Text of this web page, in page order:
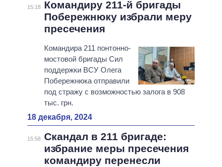
15:18
Командиру 211-й бригады
Побережнюку избрали меру
пресечения
Командира 211 понтонно-
мостовой бригады Сил
поддержки ВСУ Олега
Побережнюка отправили
под стражу с возможностью залога в 908
тыс. грн.
18 декабря, 2024
15:58 Скандал в 211 бригаде:
избрание меры пресечения
командиру перенесли